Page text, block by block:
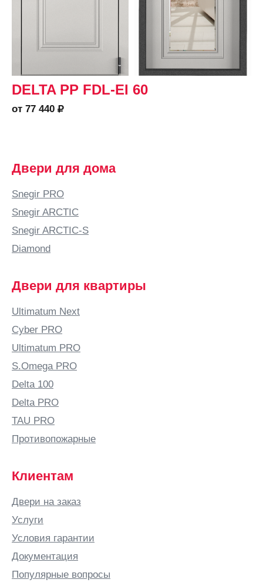
DELTA PP FDL-EI 60
от 77 440
Двери для дома
Snegir PRO
Snegir ARCTIC
Snegir ARCTIC-S
Diamond
Двери для квартиры
Ultimatum Next
Cyber PRO
Ultimatum PRO
S.Omega PRO
Delta 100
Delta PRO
TAU PRO
Противопожарные
Клиентам
Двери на заказ
Услуги
Условия гарантии
Документация
Популярные вопросы